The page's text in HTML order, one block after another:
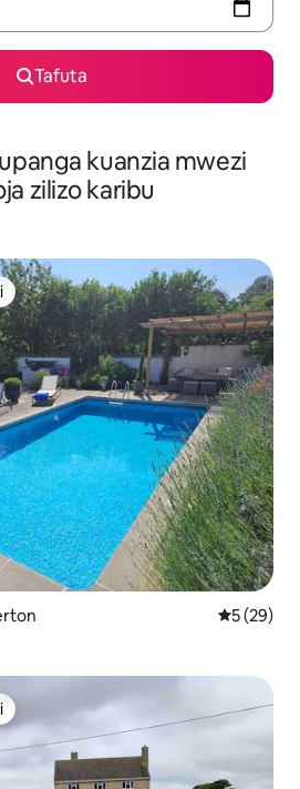
Tafuta
kuanzia mwezi
zilizo karibu
Ukadiriaji
5 (29)